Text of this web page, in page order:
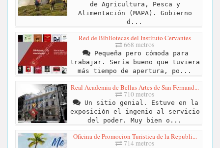
de Agricultura, Pesca y
Alimentación (MAPA). Gobierno
d...
Red de Bibliotecas del Instituto Cervantes
668 metros
Pequeña pero cómoda para
trabajar. Sería bueno que tuviera
más tiempo de apertura, po...
Real Academia de Bellas Artes de San Fernand...
710 metros
Un sitio genial. Estuve en la
exposición el ingenio al servicio
del poder. Muy bien o...
Oficina de Promocion Turistica de la Republi...
714 metros